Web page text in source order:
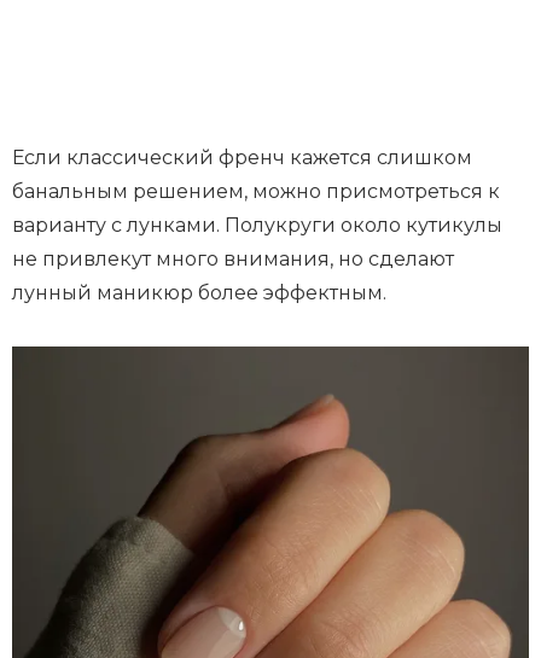
Если классический френч кажется слишком
банальным решением, можно присмотреться к
варианту с лунками. Полукруги около кутикулы
не привлекут много внимания, но сделают
лунный маникюр более эффектным.